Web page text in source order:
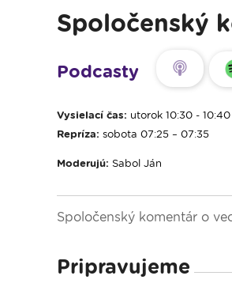
Spoločenský
Podcasty
Vysielací čas: utorok 10:30 - 10:40
Repríza: sobota 07:25 – 07:35
Moderujú: Sabol Ján
Spoločenský komentár o
Pripravujeme
Pre deti
Piesne na želanie
Rubriky